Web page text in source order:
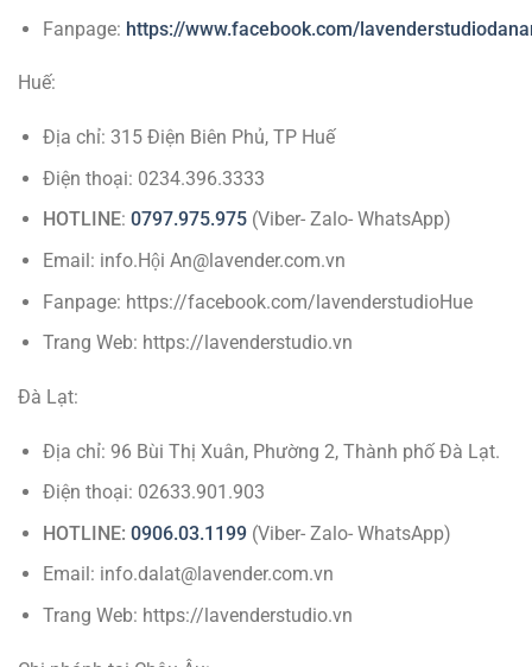
Fanpage: https://www.facebook.com/
Huế:
Địa chỉ: 315 Điện Biên Phủ, TP Huế
Điện thoại: 0234.396.3333
HOTLINE: 0797.975.975(Viber- Zalo- WhatsApp)
Email: info.Hội An@lavender.com.vn
Fanpage: https://facebook.com/lavenderstudioHue
Trang Web: https://lavenderstudio.vn
Đà Lạt:
Địa chỉ: 96 Bùi Thị Xuân, Phường 2, Thành phố Đà Lạt.
Điện thoại: 02633.901.903
HOTLINE: 0906.03.1199(Viber- Zalo- WhatsApp)
Email: info.dalat@lavender.com.vn
Trang Web: https://lavenderstudio.vn